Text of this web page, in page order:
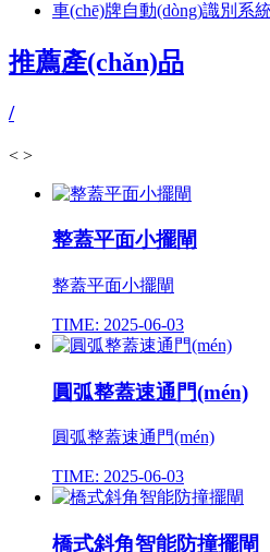
車(chē)牌自動(dòng)識別系
推薦產(chǎn)品
/
< >
整蓋平面小擺閘
整蓋平面小擺閘
TIME: 2025-06-03
圓弧整蓋速通門(mén)
圓弧整蓋速通門(mén)
TIME: 2025-06-03
橋式斜角智能防撞擺閘